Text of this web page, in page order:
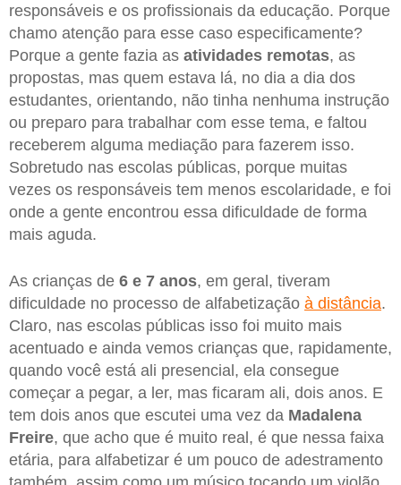
responsáveis e os profissionais da educação. Porque
chamo atenção para esse caso especificamente?
Porque a gente fazia as atividades remotas, as
propostas, mas quem estava lá, no dia a dia dos
estudantes, orientando, não tinha nenhuma instrução
ou preparo para trabalhar com esse tema, e faltou
receberem alguma mediação para fazerem isso.
Sobretudo nas escolas públicas, porque muitas
vezes os responsáveis tem menos escolaridade, e foi
onde a gente encontrou essa dificuldade de forma
mais aguda.
As crianças de 6 e 7 anos, em geral, tiveram
dificuldade no processo de alfabetização à distância.
Claro, nas escolas públicas isso foi muito mais
acentuado e ainda vemos crianças que, rapidamente,
quando você está ali presencial, ela consegue
começar a pegar, a ler, mas ficaram ali, dois anos. E
tem dois anos que escutei uma vez da Madalena
Freire, que acho que é muito real, é que nessa faixa
etária, para alfabetizar é um pouco de adestramento